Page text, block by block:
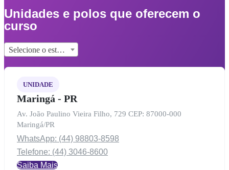
Unidades e polos que oferecem o
curso
Selecione o estado...
UNIDADE
Maringá - PR
Av. João Paulino Vieira Filho, 729 CEP: 87000-000
Maringá/PR
WhatsApp: (44) 98803-8598
Telefone: (44) 3046-8600
Saiba Mais